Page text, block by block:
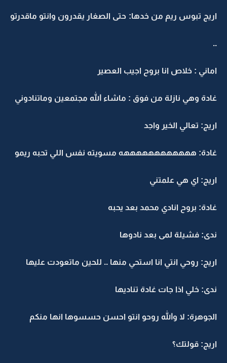
اريج تبوس ريم من خدها: حتى الصغار يقدرون وانتو ماقدرتو
..
اماني : خلاص انا بروح اجيب العصير
غادة وهي نازلة من فوق : ماشاء الله مجتمعين وماتنادوني
اريج: تعالي الخير واجد
غادة: ههههههههههههه مسويته نفس اللي تحبه ريمو
اريج: اي هي علمتني
غادة: بروح انادي محمد بعد يحبه
ندى: فشيلة لمى بعد نادوها
اريج: روحي انتي انا استحي منها .. للحين ماتعودت عليها
ندى: خلي اذا جات غادة تناديها
الجوهرة: لا والله روحو انتو احسن حسسوها انها منكم
اريج: قولتك؟